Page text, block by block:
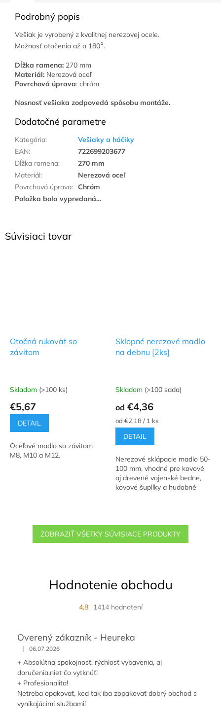
Súvisiaci tovar
Otočná rukoväť so
závitom
Priemerné
produktu
4,0
5
hviezdičiek.
Skladom (>100 ks)
€5,67
DETAIL
Oceľové madlo so závitom
M8, M10 a M12.
Sklopné nerezové madlo
na debnu [2ks]
Priemerné
produktu
je
5,0
5
hviezdičiek.
Skladom (>100 sada)
od €4,36
Jednotková
cena:
od €2,18 / 1 ks
DETAIL
Nerezové sklápacie madlo 50-
100 mm, vhodné pre kovové
aj drevené vojenské bedne,
kovové šuplíky a hudobné
ZOBRAZIŤ VŠETKY SÚVISIACE PRODUKTY
Podrobný popis
Vešiak je vyrobený z kvalitnej nerezovej ocele.
Možnosť otočenia až o 180°.
Dĺžka ramena: 270 mm
Materiál: Nerezová oceľ
Povrchová úprava: chróm
Nosnosť vešiaka zodpovedá spôsobu montáže.
Dodatočné parametre
Kategória:
Vešiaky a háčiky
EAN:
722699203677
Dĺžka ramena:
270 mm
Materiál:
Nerezová oceľ
Povrchová úprava: Chróm
Položka bola vypredaná…
Hodnotenie obchodu
4,8 1414 hodnotení
Overený zákazník - Heureka
| 06.07.2026
+ Absolútna spokojnosť, rýchlosť vybavenia, aj
doručenia,niet čo vytknúť!
+ Profesionalita!
Netreba opakovať, keď tak iba zopakovať dobrý obchod s
vynikajúcimi službami!